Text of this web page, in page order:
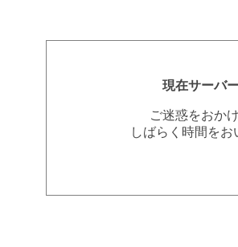
現在サーバ
ご迷惑をおか
しばらく時間を